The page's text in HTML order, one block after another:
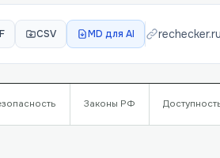
CSV MD для AI
Законы РФ